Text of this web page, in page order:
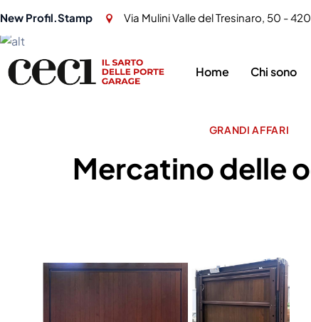
New Profil.Stamp Via Mulini Valle del Tresinaro, 50 -
Home Chi sono
GRANDI AFFARI
Mercatino delle